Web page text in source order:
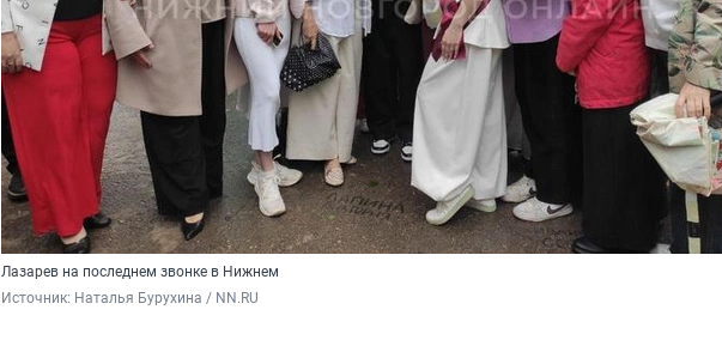
Лазарев на последнем звонке в Нижнем
Источник: Наталья Бурухина / NN.RU